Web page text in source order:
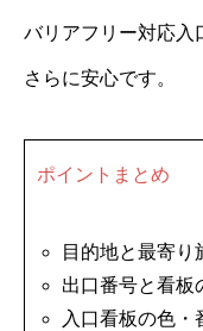
バリアフリー対応入
さらに安心です。
ポイントまとめ
目的地と最寄り
出口番号と看板
入口看板の色・